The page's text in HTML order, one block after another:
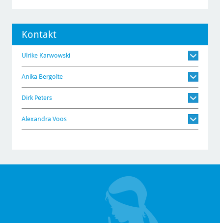
Kontakt
Ulrike Karwowski
Anika Bergolte
Dirk Peters
Alexandra Voos